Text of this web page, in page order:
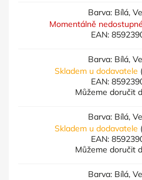
Barva: Bílá,
Momentálně nedostupné
EAN:
Barva: Bílá,
Skladem u dodavatele
EAN:
Můžeme doručit
Barva: Bílá,
Skladem u dodavatele
EAN:
Můžeme doručit
Barva: Bílá,